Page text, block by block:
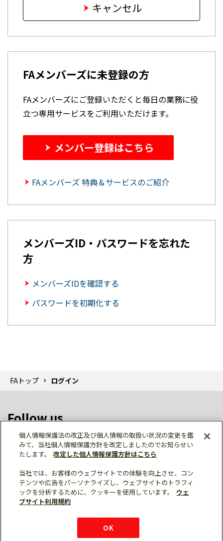
キャンセル
FAメンバーズに未登録の方
FAメンバーズにご登録いただくと毎日の業務に役
立つ専用サービスをご利用いただけます。
メンバー登録はこちら
FAメンバーズ 特典＆サービスのご紹介
メンバーズID・パスワードを忘れた
方
メンバーズIDを確認する
パスワードを初期化する
FAトップ ログイン
Follow us
個人情報保護 利用規約
ご利用にあたって
サイトマップ
三菱電機トップ
個人情報保護法の改正及び個人情報の取扱い状況の変更を鑑
みて、当社個人情報保護方針を改定しましたのでお知らせい
たします。
改定した個人情報保護方針はこちら
当社では、お客様のウェブサイトでの体験を向上させ、コン
テンツや広告をパーソナライズし、ウェブサイトのトラフィ
ックを分析するために、クッキーを使用しています。
ウェ
ブサイト利用規約
OK
チャットサービス